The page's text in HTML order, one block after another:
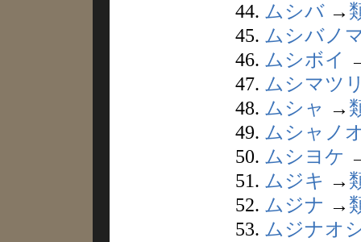
44. ムシバ →
45. ムシバノ
46. ムシボイ
47. ムシマツ
48. ムシャ →
49. ムシャノ
50. ムシヨケ
51. ムジキ →
52. ムジナ →
53. ムジナオ